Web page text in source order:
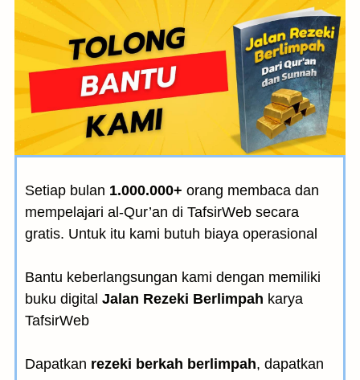
Setiap bulan 1.000.000+ orang membaca dan
mempelajari al-Qur’an di TafsirWeb secara
gratis. Untuk itu kami butuh biaya operasional
Bantu keberlangsungan kami dengan memiliki
buku digital Jalan Rezeki Berlimpah karya
TafsirWeb
Dapatkan rezeki berkah berlimpah, dapatkan